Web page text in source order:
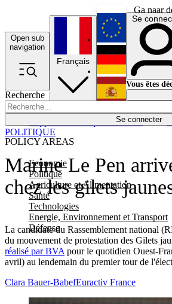
Ga naar
Open sub
navigation
Recherche
Se connecter
POLICY AREAS
Economie
Politique
Agriculture et Alimentation
Santé
Technologies
Energie, Environnement et Transport
Défense
Économie
Français
English
Deutsch
Español
Se
Vous êtes
Marine Le Pen
chez les gilets
La candidate du Rassemblement national
du mouvement de protestation des Gilets
réalisé par BVA pour le quotidien Ouest-
avril) au lendemain du premier tour de
POLITIQUE
Clara Bauer-BabefEuractiv France